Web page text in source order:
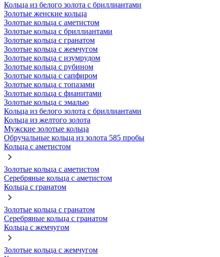
Кольца из белого золота с бриллиантами
Золотые женские кольца
Золотые кольца с аметистом
Золотые кольца с бриллиантами
Золотые кольца с гранатом
Золотые кольца с жемчугом
Золотые кольца с изумрудом
Золотые кольца с рубином
Золотые кольца с сапфиром
Золотые кольца с топазами
Золотые кольца с фианитами
Золотые кольца с эмалью
Кольца из белого золота с бриллиантами
Кольца из желтого золота
Мужские золотые кольца
Обручальные кольца из золота 585 пробы
Кольца с аметистом
Золотые кольца с аметистом
Серебряные кольца с аметистом
Кольца с гранатом
Золотые кольца с гранатом
Серебряные кольца с гранатом
Кольца с жемчугом
Золотые кольца с жемчугом